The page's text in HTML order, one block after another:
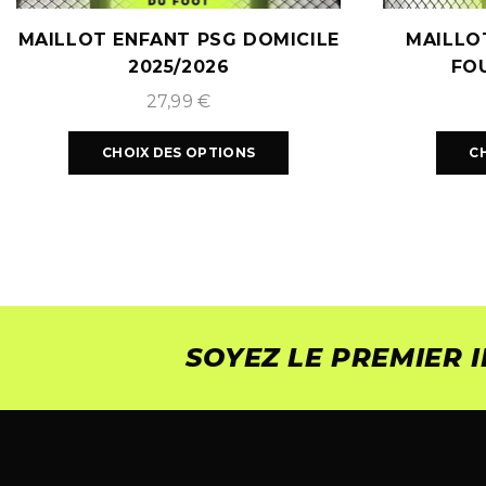
MAILLOT ENFANT PSG DOMICILE
2025/2026
27,99€
CHOIX DES OPTIONS
SOYEZ LE PREMIER